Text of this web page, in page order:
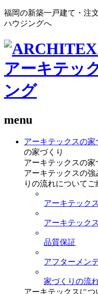
福岡の新築一戸建て・注
ハウジングへ
menu
アーキテックスの家
の家づくり
アーキテックスの家
アーキテックスの強
りの流れについてご
アーキテック
アーキテック
品質保証
アフターメン
家づくりの流
アーキテックスにつ